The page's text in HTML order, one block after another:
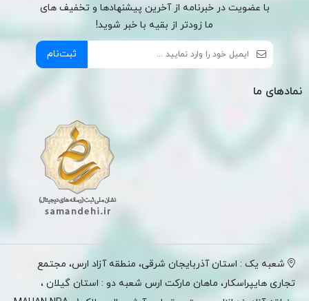
با عضویت در خبرنامه از آخرین پیشنهادها و تخفیف های
ما زودتر از بقیه با خبر شوید!
ثبت‌نام
نمادهای ما
شعبه یک : استان آذربایجان شرقی، منطقه آزاد ارس، مجتمع
تجاری هایپراسکار، ماهان مارکت ارس شعبه دو : استان گیلان ،